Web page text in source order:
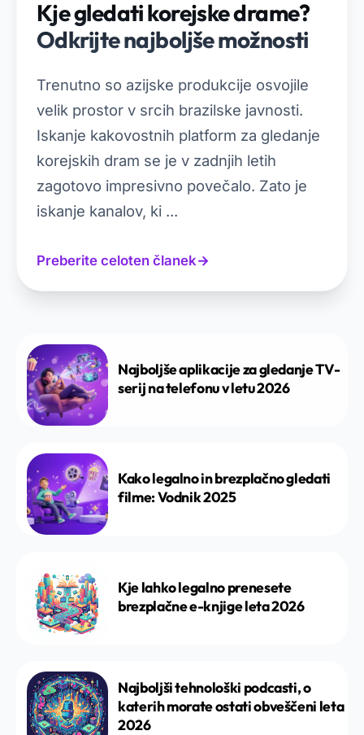
Kje gledati korejske drame?
Odkrijte najboljše možnosti
Trenutno so azijske produkcije osvojile
velik prostor v srcih brazilske javnosti.
Iskanje kakovostnih platform za gledanje
korejskih dram se je v zadnjih letih
zagotovo impresivno povečalo. Zato je
iskanje kanalov, ki ...
Preberite celoten članek→
Najboljše aplikacije za gledanje TV-
serij na telefonu v letu 2026
Kako legalno in brezplačno gledati
filme: Vodnik 2025
Kje lahko legalno prenesete
brezplačne e-knjige leta 2026
Najboljši tehnološki podcasti, o
katerih morate ostati obveščeni leta
2026